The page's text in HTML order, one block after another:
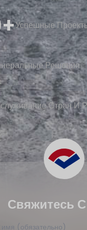
Успешные
Решения
Стран И
Свяжитесь
(обязательно)